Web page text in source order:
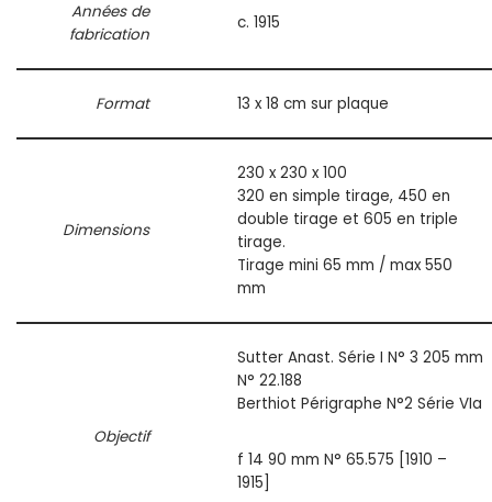
Années de
fabrication
c. 1915
Format 13 x 18 cm sur plaque
Dimensions
230 x 230 x 100
320 en simple tirage, 450 en
double tirage et 605 en triple
tirage.
Tirage mini 65 mm / max 550
mm
Objectif
Sutter Anast. Série I N° 3 205 mm
N° 22.188
Berthiot Périgraphe N°2 Série VIa
f 14 90 mm N° 65.575 [1910 –
1915]